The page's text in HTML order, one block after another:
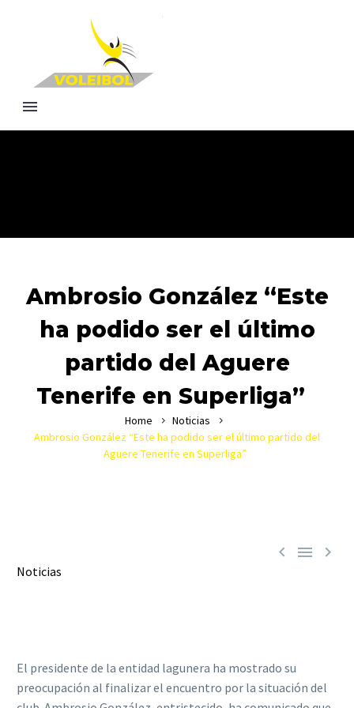
Ambrosio González “Este
ha podido ser el último
partido del Aguere
Tenerife en Superliga”
Home
Noticias
Ambrosio González “Este ha podido ser el último partido del
Aguere Tenerife en Superliga”
  
Noticias
El presidente de la entidad lagunera ha mostrado su
preocupación al finalizar el encuentro por la situación del